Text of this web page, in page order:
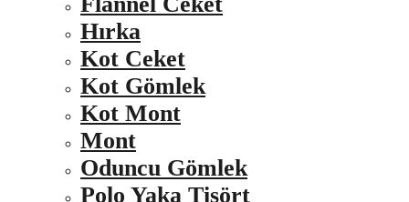
Hırka
Kot Ceket
Kot Gömlek
Kot Mont
Mont
Oduncu Gömlek
Polo Yaka Tişört